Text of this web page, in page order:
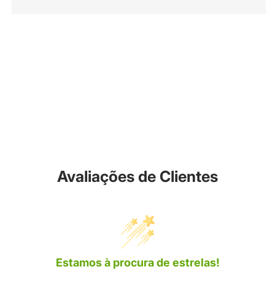
Avaliações de Clientes
Estamos à procura de estrelas!